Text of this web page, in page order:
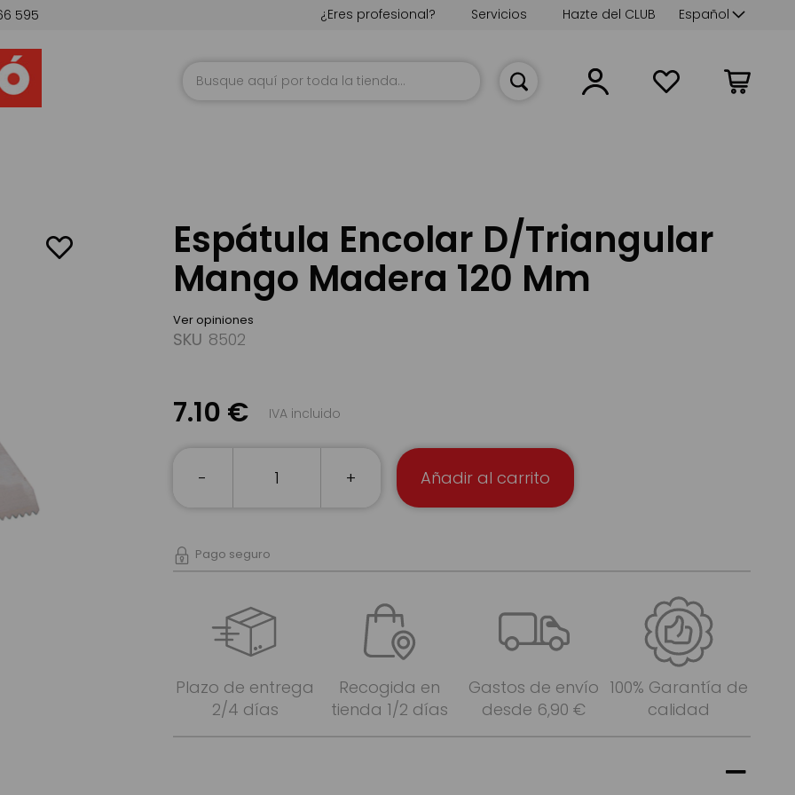
595 Lenguaje
Español
Hazte del CLUB
Servicios
¿Eres profesional?
Mi cesta
Espátula Encolar D/Triangular
Mango Madera 120 Mm
Ver opiniones
SKU 8502
7.10 € IVA incluido
- + Añadir al carrito
Pago seguro
Plazo de entrega
2/4 días
Recogida en
tienda 1/2 días
Gastos de envío
desde 6,90 €
100% Garantía de
calidad